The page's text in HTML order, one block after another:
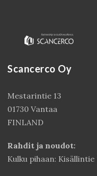
Scancerco Oy
Mestarintie 13
01730 Vantaa
FINLAND
Rahdit ja noudot:
Kulku pihaan: Kisällintie